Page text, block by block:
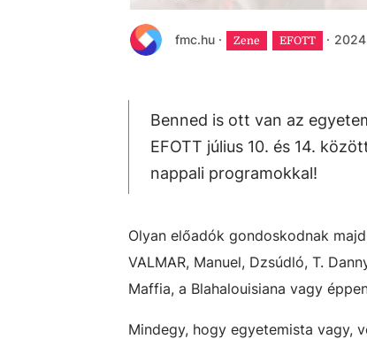
fmc.hu · Zene EFOTT ·
Benned is ott van az
EFOTT július 10. és 14.
nappali programokkal!
Olyan előadók gondoskodnak
VALMAR, Manuel, Dzsúdló, T.
Maffia, a Blahalouisiana vagy
Mindegy, hogy egyetemista vagy,